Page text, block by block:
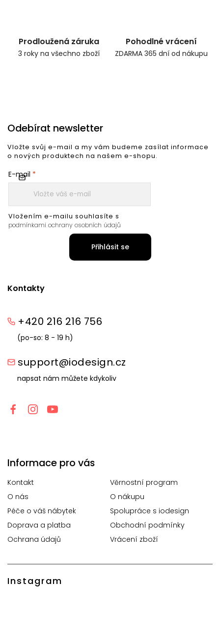
Prodloužená záruka
3 roky na všechno zboží
Pohodlné vrácení
ZDARMA 365 dní od nákupu
Kontakty
+420 216 216 756
(po-so: 8 - 19 h)
support@iodesign.cz
napsat nám můžete kdykoliv
Informace pro vás
Kontakt
Věrnostní program
O nás
O nákupu
Péče o váš nábytek
Spolupráce s iodesign
Doprava a platba
Obchodní podmínky
Ochrana údajů
Vrácení zboží
Instagram
Odebírat newsletter
Vložte svůj e-mail a my vám budeme zasílat informace
o nových produktech na našem e-shopu.
E-mail
Vložením e-mailu souhlasíte s
podmínkami ochrany osobních údajů
Přihlásit se